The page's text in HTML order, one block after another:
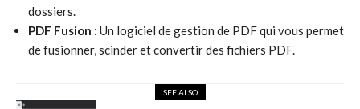
dossiers.
PDF Fusion : Un logiciel de gestion de PDF qui vous permet
de fusionner, scinder et convertir des fichiers PDF.
SEE ALSO